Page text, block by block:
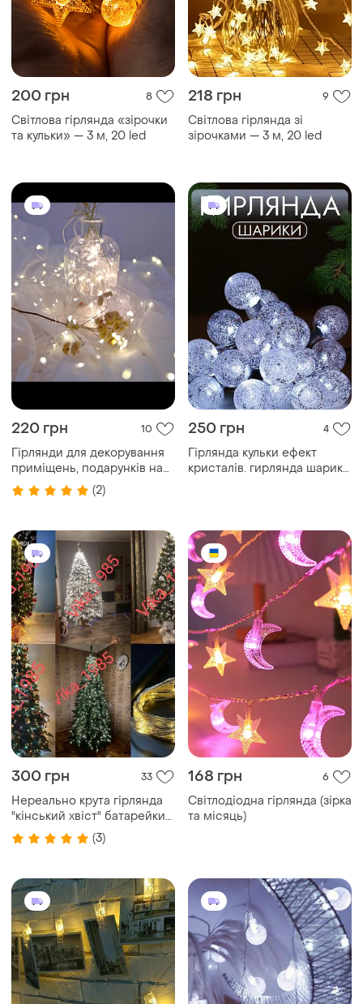
200 грн 8
Світлова гірлянда «зірочки
та кульки» — 3 м, 20 led
218 грн 9
Світлова гірлянда зі
зірочками — 3 м, 20 led
220 грн 10
Гірлянди для декорування
приміщень, подарунків на
20 лампочок (2 метри), три
режими, батарейки в
(2)
250 грн 4
Гірлянда кульки ефект
кристалів. гирлянда шарики
300 грн 33
Нереально крута гірлянда
"кінський хвіст" батарейки/
мережа/юсб (3)
168 грн 6
Світлодіодна гірлянда (зірка
та місяць)